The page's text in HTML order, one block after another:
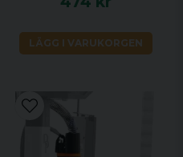
LÄGG I VARUKORGEN
genom att
ström för att stödja
dimmerfunktion, så att
perfekta nivån för dig.